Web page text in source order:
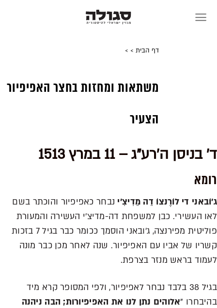
דף הבית >
>
משתאות ומחזות בחצר האפיפיור
הצעיר
ד' בניסן ה'רע"ג – 11 במרץ 1513
רומא
ג'וֹבאני די לוֹרֶנצוֹ דֵה מֵדִיצִ'י נבחר כאפיפיור והוכתר בשם
לאו העשירי. כבן למשפחת דה-מדיצ'י העשירה והמעורת
פוליטית מפירנצה, ג'ובאני הוסמך ככומר כבר בגיל 7 בזכות
קשריו של אביו עם האפיפיור. שנה לאחר מכן כבר מונה
לעמוד בראש מנזר בצרפת.
בגיל 38 בלבד נבחר לאפיפיור, ולפי המסופר קרא מיד
בהיבחרו "אלוהים נתן לנו את האפיפיורות; הבה ניהנה